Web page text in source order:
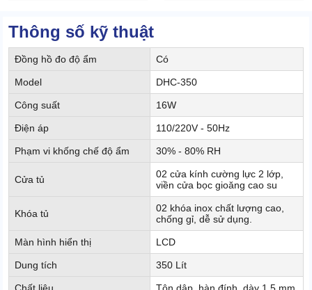
Thông số kỹ thuật
Đồng hồ đo độ ẩm Có
Model DHC-350
Công suất 16W
Điện áp 110/220V - 50Hz
Phạm vi khống chế độ ẩm 30% - 80% RH
Cửa tủ
02 cửa kính cường lực 2 lớp,
viền cửa bọc gioăng cao su
Khóa tủ
02 khóa inox chất lượng cao,
chống gỉ, dễ sử dụng.
Màn hình hiển thị LCD
Dung tích 350 Lít